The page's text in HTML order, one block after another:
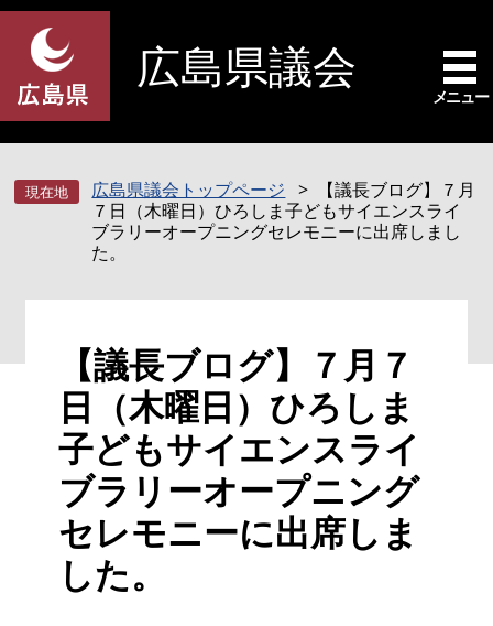
ペ
先
頭
す
メ
を
飛
し
広島県議会
メニュー
広島県議会トップページ
【議長ブログ】７月
７日（木曜日）ひろしま子どもサイエンスライ
ブラリーオープニングセレモニーに出席しまし
た。
【議長ブログ】７月７
日（木曜日）ひろしま
子どもサイエンスライ
ブラリーオープニング
セレモニーに出席しま
した。